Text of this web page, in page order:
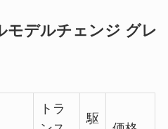
モデルチェンジ グレ
トラ
駆